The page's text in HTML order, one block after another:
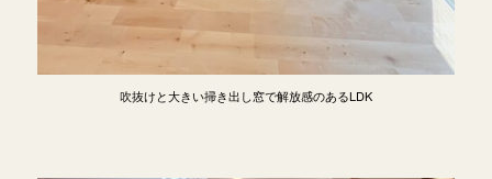
吹抜けと大きい掃き出し窓で解放感のあるLDK